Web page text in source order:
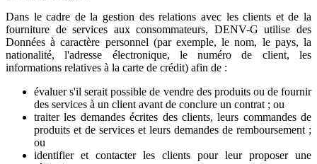
Dans le cadre de la gestion des relations avec les clients et de la
fourniture de services aux consommateurs, DENV-G utilise des
Données à caractère personnel (par exemple, le nom, le pays, la
nationalité, l'adresse électronique, le numéro de client, les
informations relatives à la carte de crédit) afin de :
évaluer s'il serait possible de vendre des produits ou de fournir
des services à un client avant de conclure un contrat ; ou
traiter les demandes écrites des clients, leurs commandes de
produits et de services et leurs demandes de remboursement ;
ou
identifier et contacter les clients pour leur proposer une